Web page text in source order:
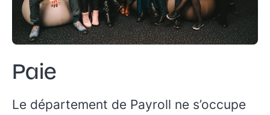
Paie
Le département de Payroll ne s’occupe